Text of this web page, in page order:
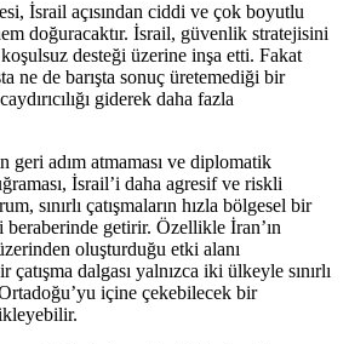
İsrail açısından ciddi ve çok boyutlu
doğuracaktır. İsrail, güvenlik stratejisini
desteği üzerine inşa etti. Fakat
ne de barışta sonuç üretemediği bir
giderek daha fazla
geri adım atmaması ve diplomatik
İsrail’i daha agresif ve riskli
sınırlı çatışmaların hızla bölgesel bir
beraberinde getirir. Özellikle İran’ın
oluşturduğu etki alanı
dalgası yalnızca iki ülkeyle sınırlı
içine çekebilecek bir